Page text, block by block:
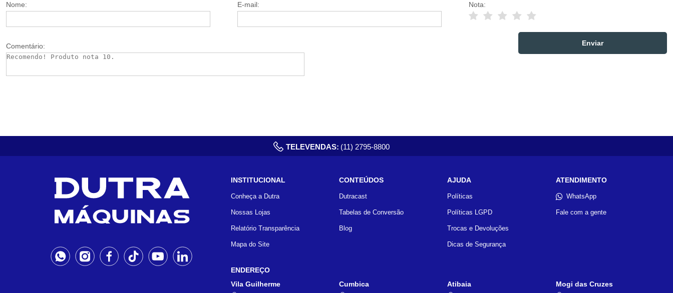
Nome: E-mail: Nota:
Comentário:
TELEVENDAS: (11) 2795-8800
INSTITUCIONAL
Conheça a Dutra
Nossas Lojas
Relatório Transparência
Mapa do Site
CONTEÚDOS
Dutracast
Tabelas de Conversão
Blog
AJUDA
Políticas
Políticas LGPD
Trocas e Devoluções
Dicas de Segurança
ATENDIMENTO
WhatsApp
Fale com a gente
ENDEREÇO
Vila Guilherme
Cumbica Atibaia Mogi das Cruzes